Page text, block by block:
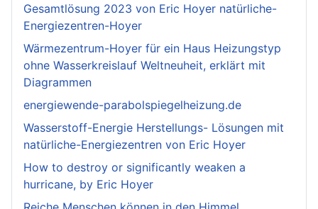
Gesamtlösung 2023 von Eric Hoyer natürliche-
Energiezentren-Hoyer
Wärmezentrum-Hoyer für ein Haus Heizungstyp
ohne Wasserkreislauf Weltneuheit, erklärt mit
Diagrammen
energiewende-parabolspiegelheizung.de
Wasserstoff-Energie Herstellungs- Lösungen mit
natürliche-Energiezentren von Eric Hoyer
How to destroy or significantly weaken a
hurricane, by Eric Hoyer